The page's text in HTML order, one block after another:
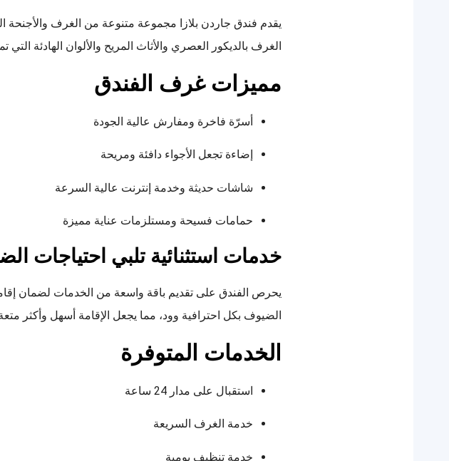
يقدم فندق جاردن بلازا مجموعة متنوعة من الغرف والأجنحة
الغرف بالديكور العصري والأثاث المريح والألوان الهادئة التي
مميزات غرف الفندق
أسرّة فاخرة ومفارش عالية الجودة
إضاءة تجعل الأجواء دافئة ومريحة
شاشات حديثة وخدمة إنترنت عالية السرعة
حمامات فسيحة ومستلزمات عناية مميزة
خدمات استثنائية تلبي احتياجات
يحرص الفندق على تقديم باقة واسعة من الخدمات لضمان
الضيوف بكل احترافية وود، مما يجعل الإقامة أسهل وأكثر
الخدمات المتوفرة
استقبال على مدار 24 ساعة
خدمة الغرف السريعة
خدمة تنظيف يومية